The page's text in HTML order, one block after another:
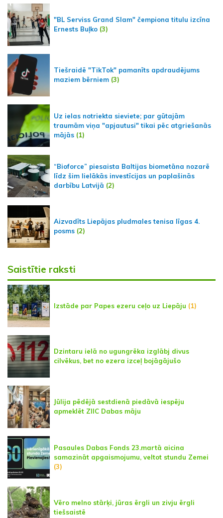
"BL Serviss Grand Slam" čempiona titulu izcīna
Ernests Buļko (3)
Tiešraidē "TikTok" pamanīts apdraudējums
maziem bērniem (3)
Uz ielas notriekta sieviete; par gūtajām
traumām viņa "apjautusi" tikai pēc atgriešanās
mājās (1)
“Bioforce” piesaista Baltijas biometāna nozarē
līdz šim lielākās investīcijas un paplašinās
darbību Latvijā (2)
Aizvadīts Liepājas pludmales tenisa līgas 4.
posms (2)
Saistītie raksti
Izstāde par Papes ezeru ceļo uz Liepāju (1)
Dzintaru ielā no ugungrēka izglābj divus
cilvēkus, bet no ezera izceļ bojāgājušo
Jūlija pēdējā sestdienā piedāvā iespēju
apmeklēt ZIIC Dabas māju
Pasaules Dabas Fonds 23.martā aicina
samazināt apgaismojumu, veltot stundu Zemei
(3)
Vēro melno stārķi, jūras ērgli un zivju ērgli
tiešsaistē